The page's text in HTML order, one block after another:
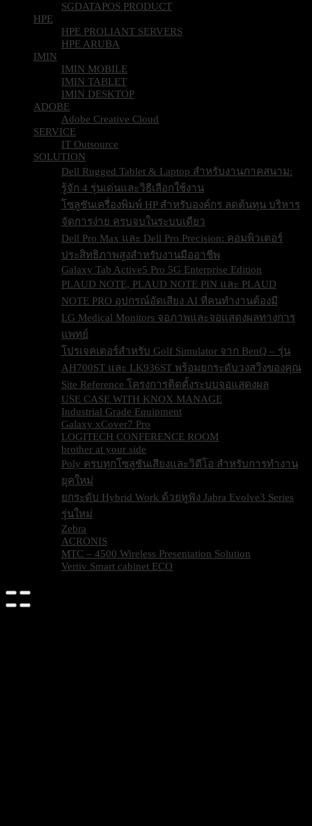
SGDATAPOS PRODUCT
HPE
HPE PROLIANT SERVERS
HPE ARUBA
IMIN
IMIN MOBILE
IMIN TABLET
IMIN DESKTOP
ADOBE
Adobe Creative Cloud
SERVICE
IT Outsource
SOLUTION
Dell Rugged Tablet & Laptop สำหรับงานภาคสนาม:
รู้จัก 4 รุ่นเด่นและวิธีเลือกใช้งาน
โซลูชันเครื่องพิมพ์ HP สำหรับองค์กร ลดต้นทุน บริหาร
จัดการง่าย ครบจบในระบบเดียว
Dell Pro Max และ Dell Pro Precision: คอมพิวเตอร์
ประสิทธิภาพสูงสำหรับงานมืออาชีพ
Galaxy Tab Active5 Pro 5G Enterprise Edition
PLAUD NOTE, PLAUD NOTE PIN และ PLAUD
NOTE PRO อุปกรณ์อัดเสียง AI ที่คนทำงานต้องมี
LG Medical Monitors จอภาพและจอแสดงผลทางการ
แพทย์
โปรเจคเตอร์สำหรับ Golf Simulator จาก BenQ – รุ่น
AH700ST และ LK936ST พร้อมยกระดับวงสวิงของคุณ
Site Reference โครงการติดตั้งระบบจอแสดงผล
USE CASE WITH KNOX MANAGE
Industrial Grade Equipment
Galaxy xCover7 Pro
LOGITECH CONFERENCE ROOM
brother at your side
Poly ครบทุกโซลูชันเสียงและวิดีโอ สำหรับการทำงาน
ยุคใหม่
ยกระดับ Hybrid Work ด้วยหูฟัง Jabra Evolve3 Series
รุ่นใหม่
Zebra
ACRONIS
MTC – 4500 Wireless Presentation Solution
Vertiv Smart cabinet ECO